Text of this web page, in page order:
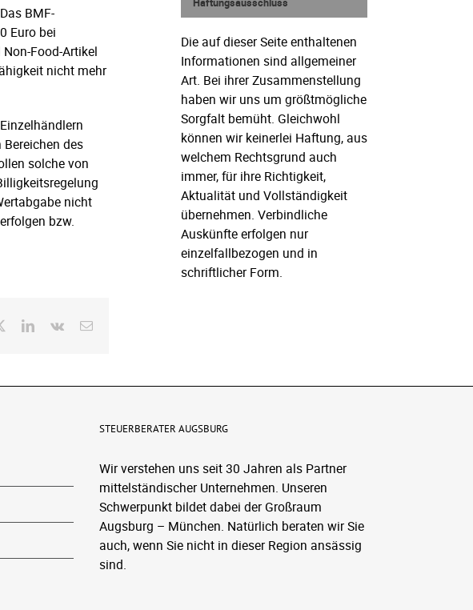
BMF-
Euro bei
Food-Artikel
nicht mehr
des
solche von
nicht
bzw.
LinkedIn
Vk
E-
Haftungsausschluss
Die auf dieser Seite enthaltenen
Informationen sind allgemeiner
Art. Bei ihrer Zusammenstellung
haben wir uns um größtmögliche
Sorgfalt bemüht. Gleichwohl
können wir keinerlei Haftung, aus
welchem Rechtsgrund auch
immer, für ihre Richtigkeit,
Aktualität und Vollständigkeit
übernehmen. Verbindliche
Auskünfte erfolgen nur
einzelfallbezogen und in
schriftlicher Form.
STEUERBERATER AUGSBURG
Wir verstehen uns seit 30 Jahren als Partner
mittelständischer Unternehmen. Unseren
Schwerpunkt bildet dabei der Großraum
Augsburg – München. Natürlich beraten wir Sie
auch, wenn Sie nicht in dieser Region ansässig
sind.